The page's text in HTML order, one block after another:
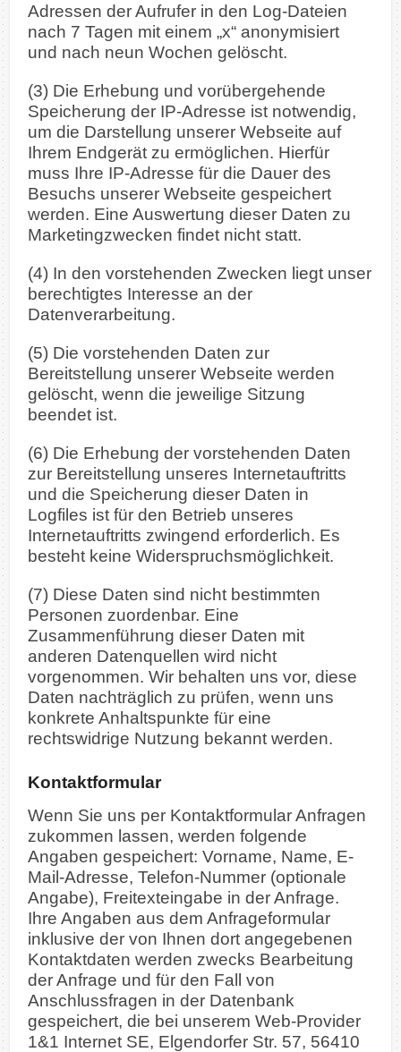
Adressen der Aufrufer in den Log-Dateien
nach 7 Tagen mit einem „x“ anonymisiert
und nach neun Wochen gelöscht.
(3) Die Erhebung und vorübergehende
Speicherung der IP-Adresse ist notwendig,
um die Darstellung unserer Webseite auf
Ihrem Endgerät zu ermöglichen. Hierfür
muss Ihre IP-Adresse für die Dauer des
Besuchs unserer Webseite gespeichert
werden. Eine Auswertung dieser Daten zu
Marketingzwecken findet nicht statt.
(4) In den vorstehenden Zwecken liegt unser
berechtigtes Interesse an der
Datenverarbeitung.
(5) Die vorstehenden Daten zur
Bereitstellung unserer Webseite werden
gelöscht, wenn die jeweilige Sitzung
beendet ist.
(6) Die Erhebung der vorstehenden Daten
zur Bereitstellung unseres Internetauftritts
und die Speicherung dieser Daten in
Logfiles ist für den Betrieb unseres
Internetauftritts zwingend erforderlich. Es
besteht keine Widerspruchsmöglichkeit.
(7) Diese Daten sind nicht bestimmten
Personen zuordenbar. Eine
Zusammenführung dieser Daten mit
anderen Datenquellen wird nicht
vorgenommen. Wir behalten uns vor, diese
Daten nachträglich zu prüfen, wenn uns
konkrete Anhaltspunkte für eine
rechtswidrige Nutzung bekannt werden.
Kontaktformular
Wenn Sie uns per Kontaktformular Anfragen
zukommen lassen, werden folgende
Angaben gespeichert: Vorname, Name, E-
Mail-Adresse, Telefon-Nummer (optionale
Angabe), Freitexteingabe in der Anfrage.
Ihre Angaben aus dem Anfrageformular
inklusive der von Ihnen dort angegebenen
Kontaktdaten werden zwecks Bearbeitung
der Anfrage und für den Fall von
Anschlussfragen in der Datenbank
gespeichert, die bei unserem Web-Provider
1&1 Internet SE, Elgendorfer Str. 57, 56410